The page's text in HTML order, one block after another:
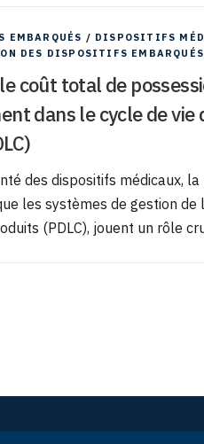
EMBARQUÉS / DISPOSITIFS
DES DISPOSITIFS EMBARQUÉS
coût total de
dans le cycle de
des dispositifs médicaux,
les systèmes de gestion
(PDLC), jouent un rôle